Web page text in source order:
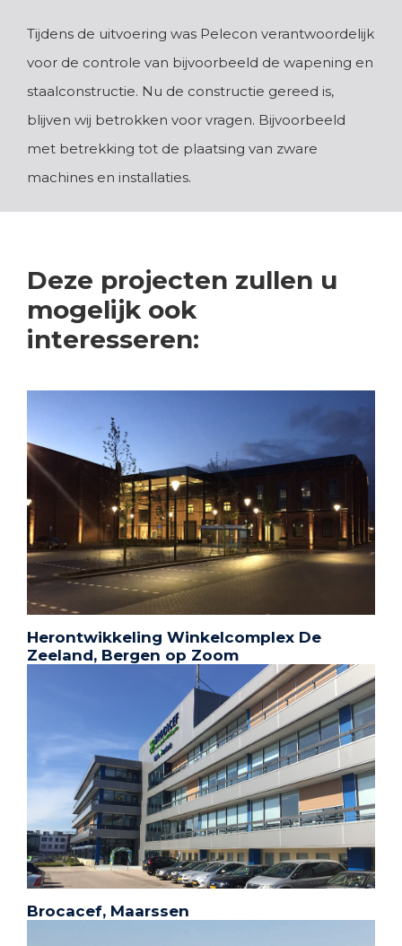
Tijdens de uitvoering was Pelecon verantwoordelijk
voor de controle van bijvoorbeeld de wapening en
staalconstructie. Nu de constructie gereed is,
blijven wij betrokken voor vragen. Bijvoorbeeld
met betrekking tot de plaatsing van zware
machines en installaties.
Deze projecten zullen u
mogelijk ook
interesseren:
Herontwikkeling Winkelcomplex De
Zeeland, Bergen op Zoom
Brocacef, Maarssen